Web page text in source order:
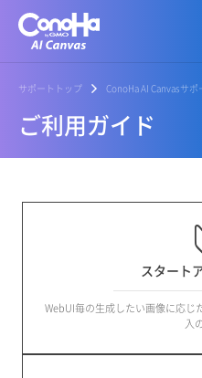
サポートトップ ConoHa AI Canvasサ
ご利用ガイド
スタート
WebUI毎の生成したい画像に応
入